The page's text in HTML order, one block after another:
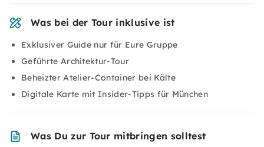
Was bei der Tour inklusive ist
Exklusiver Guide nur für Eure Gruppe
Geführte Architektur-Tour
Beheizter Atelier-Container bei Kälte
Digitale Karte mit Insider-Tipps für München
Was Du zur Tour mitbringen solltest